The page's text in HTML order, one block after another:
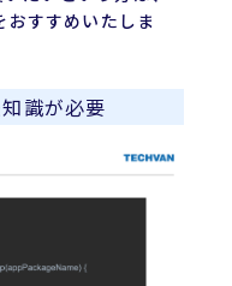
すすめいたしま
識が必要